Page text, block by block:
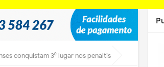
conquistam 3⁰ lugar nos penaltis